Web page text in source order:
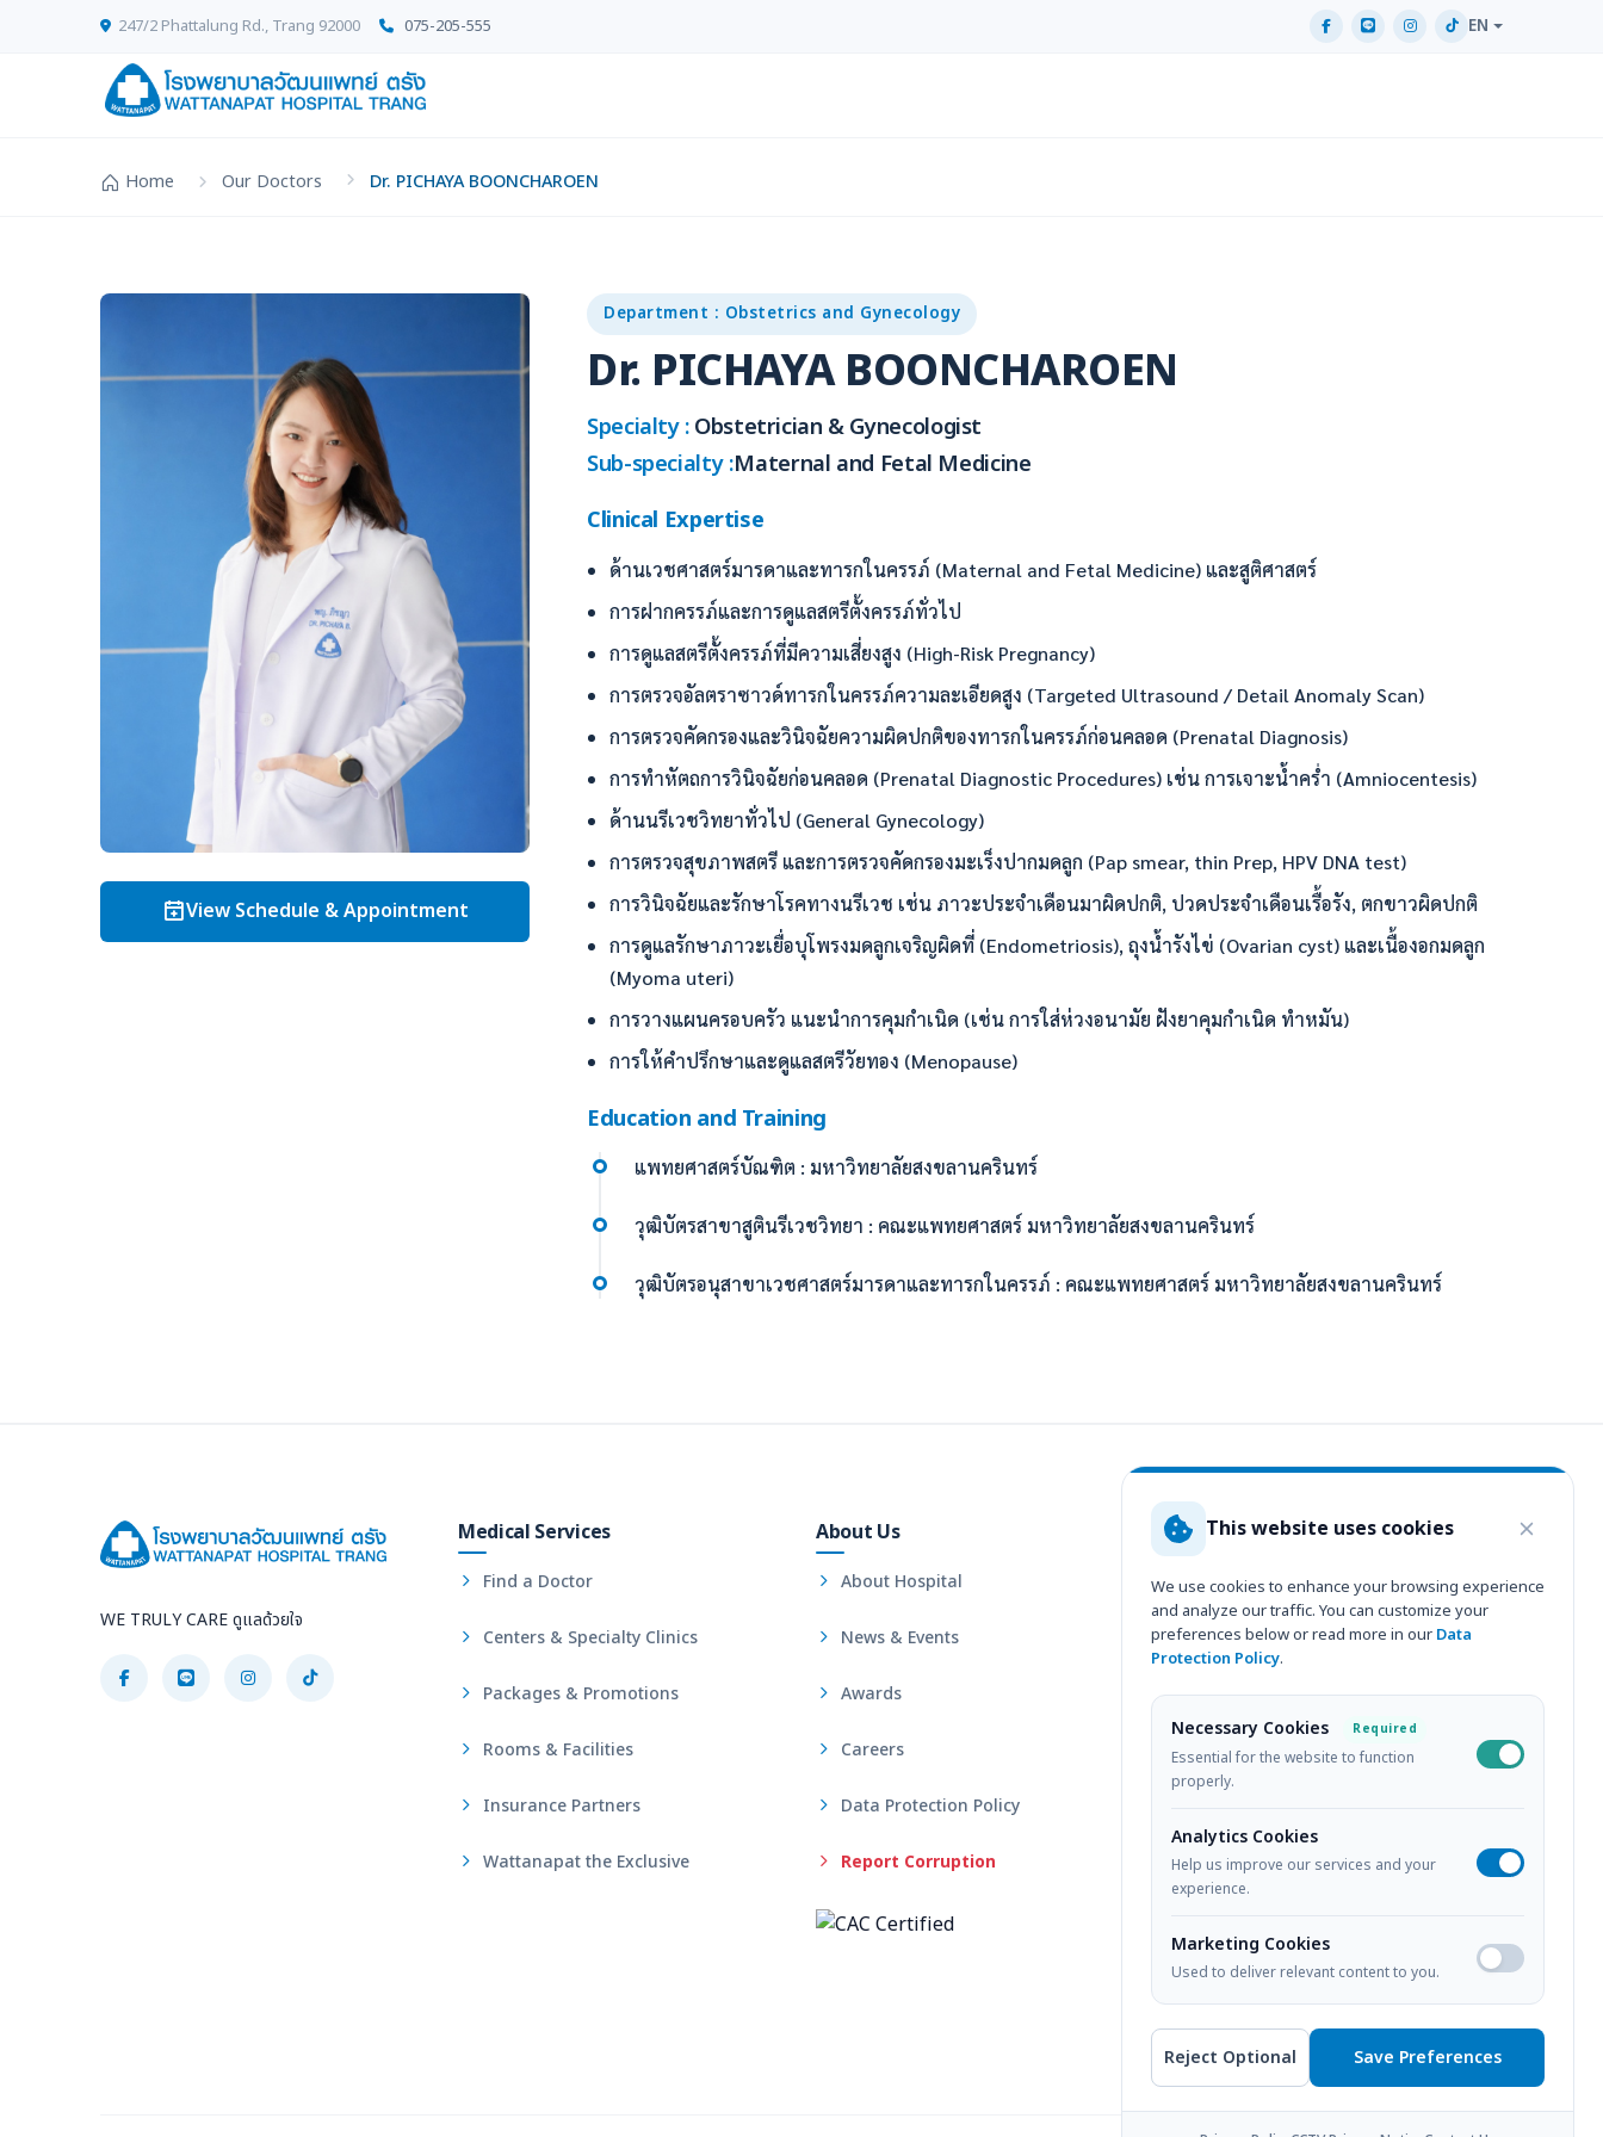
247/2 Phattalung Rd., Trang 92000 075-205-555 EN
Home Our Doctors Dr. PICHAYA BOONCHAROEN
View Schedule & Appointment
Department : Obstetrics and Gynecology
Dr. PICHAYA BOONCHAROEN
Specialty :Obstetrician & Gynecologist
Sub-specialty :Maternal and Fetal Medicine
Clinical Expertise
ด้านเวชศาสตร์มารดาและทารกในครรภ์ (Maternal and Fetal Medicine) และสูติศาสตร์
การฝากครรภ์และการดูแลสตรีตั้งครรภ์ทั่วไป
การดูแลสตรีตั้งครรภ์ที่มีความเสี่ยงสูง (High-Risk Pregnancy)
การตรวจอัลตราซาวด์ทารกในครรภ์ความละเอียดสูง (Targeted Ultrasound / Detail Anomaly Scan)
การตรวจคัดกรองและวินิจฉัยความผิดปกติของทารกในครรภ์ก่อนคลอด (Prenatal Diagnosis)
การทำหัตถการวินิจฉัยก่อนคลอด (Prenatal Diagnostic Procedures) เช่น การเจาะน้ำคร่ำ (Amniocentesis)
ด้านนรีเวชวิทยาทั่วไป (General Gynecology)
การตรวจสุขภาพสตรี และการตรวจคัดกรองมะเร็งปากมดลูก (Pap smear, thin Prep, HPV DNA test)
การวินิจฉัยและรักษาโรคทางนรีเวช เช่น ภาวะประจำเดือนมาผิดปกติ, ปวดประจำเดือนเรื้อรัง, ตกขาวผิดปกติ
การดูแลรักษาภาวะเยื่อบุโพรงมดลูกเจริญผิดที่ (Endometriosis), ถุงน้ำรังไข่ (Ovarian cyst) และเนื้องอกมดลูก
(Myoma uteri)
การวางแผนครอบครัว แนะนำการคุมกำเนิด (เช่น การใส่ห่วงอนามัย ฝังยาคุมกำเนิด ทำหมัน)
การให้คำปรึกษาและดูแลสตรีวัยทอง (Menopause)
Education and Training
แพทยศาสตร์บัณฑิต : มหาวิทยาลัยสงขลานครินทร์
วุฒิบัตรสาขาสูตินรีเวชวิทยา : คณะแพทยศาสตร์ มหาวิทยาลัยสงขลานครินทร์
วุฒิบัตรอนุสาขาเวชศาสตร์มารดาและทารกในครรภ์ : คณะแพทยศาสตร์ มหาวิทยาลัยสงขลานครินทร์
WE TRULY CARE ดูแลด้วยใจ
Contact Wattanapat
Emergency / Accident
075-205-500
075-205-555
247/2 Phattalung Rd., Trang
92000
View on Google Maps
Medical Services
Find a Doctor
Centers & Specialty Clinics
Packages & Promotions
Rooms & Facilities
Insurance Partners
Wattanapat the Exclusive
About Us
About Hospital
News & Events
Awards
Careers
Data Protection Policy
Report Corruption
This website uses cookies
We use cookies to enhance your browsing experience
and analyze our traffic. You can customize your
preferences below or read more in our Data
Protection Policy.
Necessary Cookies Required
Essential for the website to function
properly.
Analytics Cookies
Help us improve our services and your
experience.
Marketing Cookies
Used to deliver relevant content to you.
Reject Optional Save Preferences